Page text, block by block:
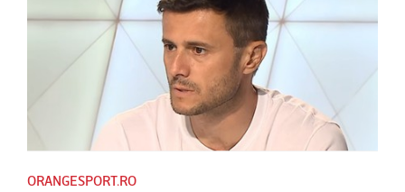
ORANGESPORT.RO